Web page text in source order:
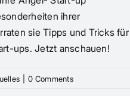
ihrer
sie Tipps und Tricks für
ups. Jetzt anschauen!
0 Comments